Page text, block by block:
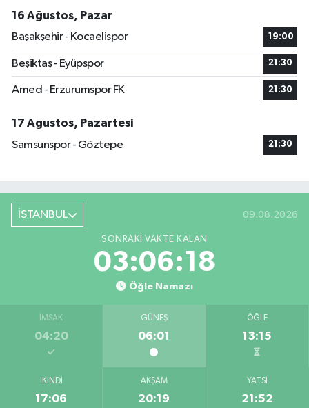
16 Ağustos, Pazar
Başakşehir - Kocaelispor
19:00
Beşiktaş - Eyüpspor 21:30
Amed - Erzurumspor FK 21:30
17 Ağustos, Pazartesi
Samsunspor - Göztepe
21:30
İSTANBUL 09.08.2026
SONRAKI VAKTE KALAN
03:06:17
Öğle Namazı
İMSAK
04:20
GÜNEŞ
06:01
ÖĞLE
13:15
İKINDI
17:06
AKŞAM
20:19
YATSI
21:52